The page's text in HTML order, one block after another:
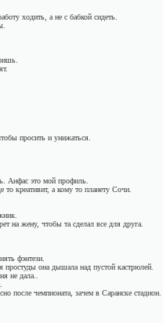
ходить, а не с бабкой сидеть.
просить и унижаться.
Анфас это мой профиль.
креативит, а кому то планету Сочи.
на жену, чтобы та сделал все для друга.
фэнтези.
она дышала над пустой кастрюлей.
не дала..
после чемпионата, зачем в Саранске стадион.